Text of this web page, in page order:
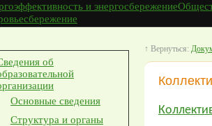
и энергосбережение
об
Основные сведения
Структура и органы
↑ Вернуться: